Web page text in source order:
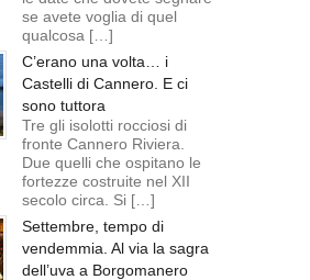
se avete voglia di quel
qualcosa […]
C’erano una volta… i
Castelli di Cannero. E ci
sono tuttora
Tre gli isolotti rocciosi di
fronte Cannero Riviera.
Due quelli che ospitano le
fortezze costruite nel XII
secolo circa. Si […]
Settembre, tempo di
vendemmia. Al via la sagra
dell’uva a Borgomanero